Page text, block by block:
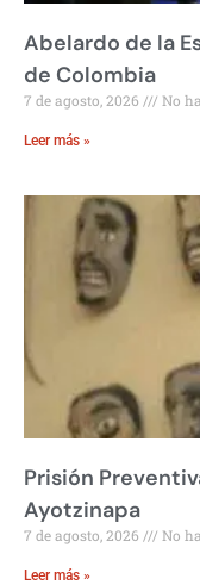
Abelardo de la
de Colombia
7 de agosto, 2026 No
Leer más »
Prisión
Ayotzinapa
7 de agosto, 2026 No
Leer más »